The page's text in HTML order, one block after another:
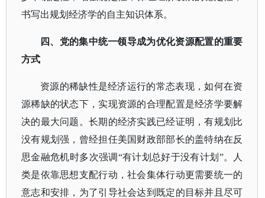
书写出规划经济学的自主知识体系。
四、党的集中统一领导成为优化资源配置的重要
方式
资源的稀缺性是经济运行的常态表现，如何在资
源稀缺的状态下，实现资源的合理配置是经济学要解
决的最大问题。长期的经济实践已经证明，有规划比
没有规划强，曾经担任美国财政部部长的盖特纳在反
思金融危机时多次强调“有计划总好于没有计划”。人
类是依靠思想支配行动，社会集体行动更需要统一的
意志和安排，为了引导社会达到既定的目标并且尽可